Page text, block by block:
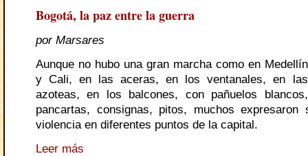
Bogotá, la paz entre la guerra
por Marsares
Aunque no hubo una gran marcha como en Medellín
y Cali, en las aceras, en los ventanales, en las
azoteas, en los balcones, con pañuelos blancos,
pancartas, consignas, pitos, muchos
violencia en diferentes puntos de la capital.
Leer más